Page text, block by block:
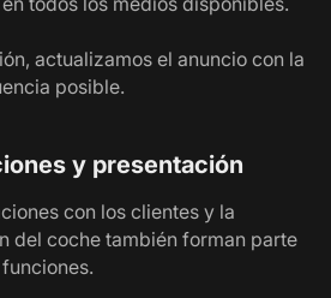
actualizamos el anuncio con la
posible.
y presentación
con los clientes y la
del coche también forman parte